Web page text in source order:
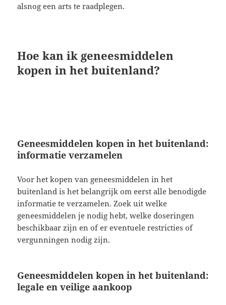
alsnog een arts te raadplegen.
Hoe kan ik geneesmiddelen
kopen in het buitenland?
Geneesmiddelen kopen in het buitenland:
informatie verzamelen
Voor het kopen van geneesmiddelen in het
buitenland is het belangrijk om eerst alle benodigde
informatie te verzamelen. Zoek uit welke
geneesmiddelen je nodig hebt, welke doseringen
beschikbaar zijn en of er eventuele restricties of
vergunningen nodig zijn.
Geneesmiddelen kopen in het buitenland:
legale en veilige aankoop